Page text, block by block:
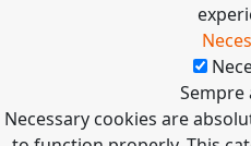
Sempre
Necessary cookies are